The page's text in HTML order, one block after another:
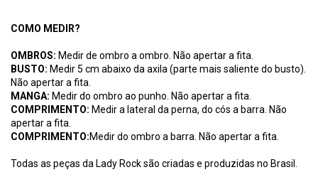
COMO MEDIR?
OMBROS: Medir de ombro a ombro. Não apertar a fita.
BUSTO: Medir 5 cm abaixo da axila (parte mais saliente do busto).
Não apertar a fita.
MANGA: Medir do ombro ao punho. Não apertar a fita.
COMPRIMENTO: Medir a lateral da perna, do cós a barra. Não
apertar a fita.
COMPRIMENTO:Medir do ombro a barra. Não apertar a fita.
Todas as peças da Lady Rock são criadas e produzidas no Brasil.